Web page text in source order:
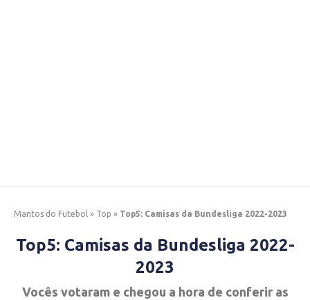
Mantos do Futebol » Top » Top5: Camisas da Bundesliga 2022-2023
Top5: Camisas da Bundesliga 2022-
2023
Vocês votaram e chegou a hora de conferir as